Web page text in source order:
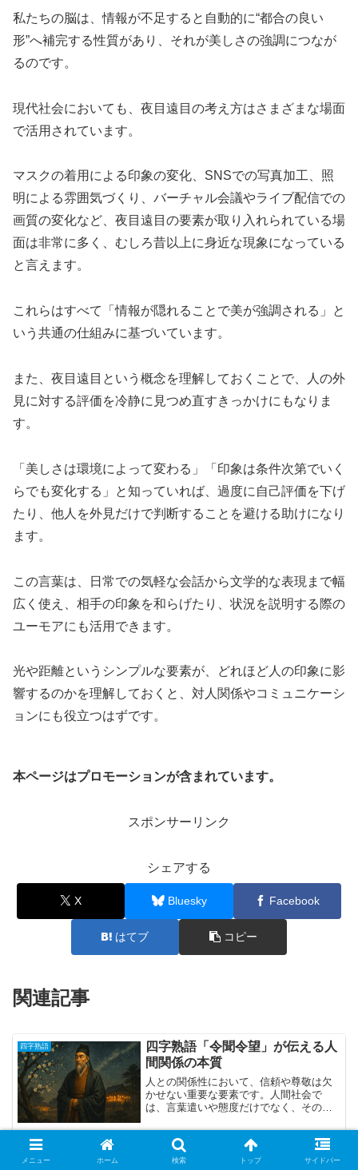
私たちの脳は、情報が不足すると自動的に“都合の良い
形”へ補完する性質があり、それが美しさの強調につなが
るのです。
現代社会においても、夜目遠目の考え方はさまざまな場面
で活用されています。
マスクの着用による印象の変化、SNSでの写真加工、照
明による雰囲気づくり、バーチャル会議やライブ配信での
画質の変化など、夜目遠目の要素が取り入れられている場
面は非常に多く、むしろ昔以上に身近な現象になっている
と言えます。
これらはすべて「情報が隠れることで美が強調される」と
いう共通の仕組みに基づいています。
また、夜目遠目という概念を理解しておくことで、人の外
見に対する評価を冷静に見つめ直すきっかけにもなりま
す。
「美しさは環境によって変わる」「印象は条件次第でいく
らでも変化する」と知っていれば、過度に自己評価を下げ
たり、他人を外見だけで判断することを避ける助けになり
ます。
この言葉は、日常での気軽な会話から文学的な表現まで幅
広く使え、相手の印象を和らげたり、状況を説明する際の
ユーモアにも活用できます。
光や距離というシンプルな要素が、どれほど人の印象に影
響するのかを理解しておくと、対人関係やコミュニケーシ
ョンにも役立つはずです。
本ページはプロモーションが含まれています。
スポンサーリンク
シェアする
X Bluesky Facebook
はてブ コピー
関連記事
四字熟語
四字熟語「令聞令望」が伝える人
間関係の本質
人との関係性において、信頼や尊敬は欠
かせない重要な要素です。人間社会で
は、言葉遣いや態度だけでなく、その人
行動によって築かれる信頼関係が、長期
的なつながりを生み出します。そのよう
な関係性の本質を端的に表す...
四字熟語
羊頭狗肉の由来とは？意味・使い
メニュー ホーム 検索 トップ サイドバー